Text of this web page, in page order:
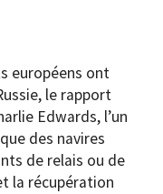
européens ont
le rapport
Edwards, l’un
des navires
de relais ou de
la récupération